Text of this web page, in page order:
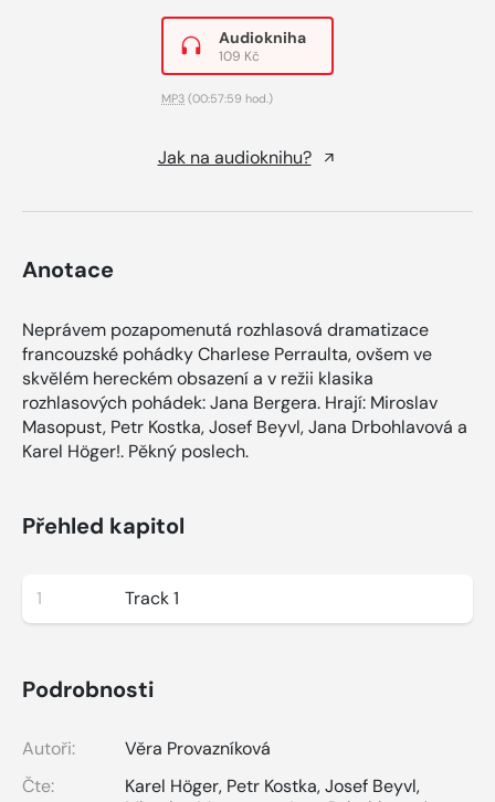
Audiokniha
109 Kč
MP3 (00:57:59 hod.)
Jak na audioknihu?
Anotace
Neprávem pozapomenutá rozhlasová dramatizace
francouzské pohádky Charlese Perraulta, ovšem ve
skvělém hereckém obsazení a v režii klasika
rozhlasových pohádek: Jana Bergera. Hrají: Miroslav
Masopust, Petr Kostka, Josef Beyvl, Jana Drbohlavová a
Karel Höger!. Pěkný poslech.
Přehled kapitol
1 Track 1
Podrobnosti
Autoři:
Věra Provazníková
Čte:
Karel Höger, Petr Kostka,Josef Beyvl,